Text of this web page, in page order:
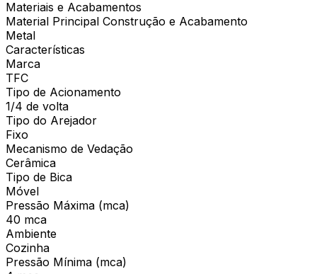
Materiais e Acabamentos
Material Principal Construção e Acabamento
Metal
Características
Marca
TFC
Tipo de Acionamento
1/4 de volta
Tipo do Arejador
Fixo
Mecanismo de Vedação
Cerâmica
Tipo de Bica
Móvel
Pressão Máxima (mca)
40 mca
Ambiente
Cozinha
Pressão Mínima (mca)